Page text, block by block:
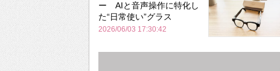
ー AIと音声操作に特化し
た“日常使い”グラス
2026/06/03 17:30:42